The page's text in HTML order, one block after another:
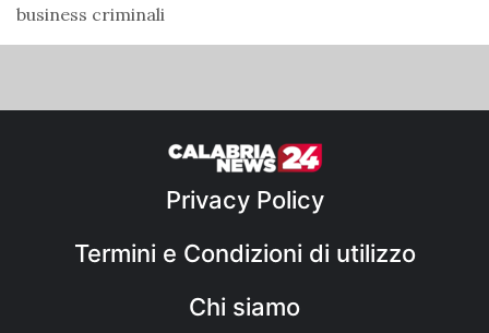
business criminali
Privacy Policy
Termini e Condizioni di utilizzo
Chi siamo